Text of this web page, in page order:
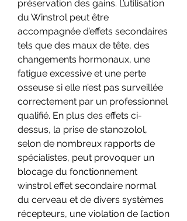
préservation des gains. L’utilisation
du Winstrol peut être
accompagnée d’effets secondaires
tels que des maux de tête, des
changements hormonaux, une
fatigue excessive et une perte
osseuse si elle n’est pas surveillée
correctement par un professionnel
qualifié. En plus des effets ci-
dessus, la prise de stanozolol,
selon de nombreux rapports de
spécialistes, peut provoquer un
blocage du fonctionnement
winstrol effet secondaire normal
du cerveau et de divers systèmes
récepteurs, une violation de l’action